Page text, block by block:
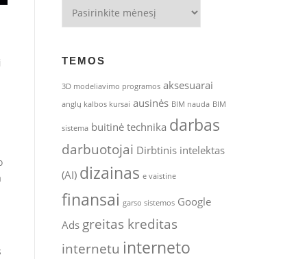
TEMOS
3D modeliavimo programos aksesuarai
anglų kalbos kursai ausinės BIM nauda BIM
sistema buitinė technika darbas
darbuotojai Dirbtinis intelektas
(AI) dizainas e vaistine
finansai garso sistemos Google
Ads greitas kreditas
internetu interneto